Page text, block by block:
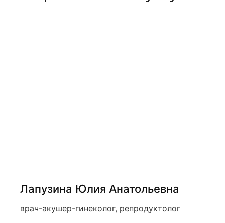
Лапузина Юлия Анатольевна
врач-акушер-гинеколог, репродуктолог